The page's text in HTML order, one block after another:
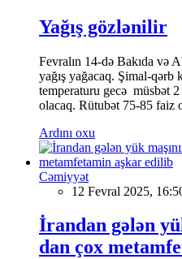
Yağış gözlənilir
Fevralın 14-də Bakıda və
yağış yağacaq. Şimal-qərb
temperaturu gecə müsbət
olacaq. Rütubət 75-85 faiz
Ardını oxu
Cəmiyyət
12 Fevral 2025,
İrandan gələn
dan çox